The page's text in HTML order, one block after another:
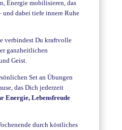
Energie mobilisieren, das
und dabei tiefe innere Ruhe
verbindest Du kraftvolle
ganzheitlichen
Geist.
Set an Übungen
das Dich jederzeit
Energie, Lebensfreude
durch köstliches